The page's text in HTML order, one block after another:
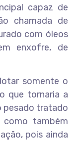
capaz de
chamada de
com óleos
enxofre, de
somente o
que tornaria a
pesado tratado
também
pois ainda